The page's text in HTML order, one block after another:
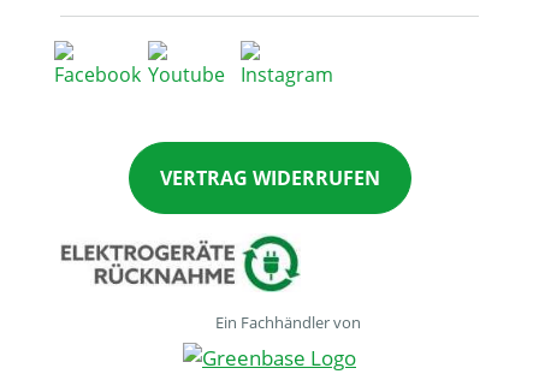
VERTRAG WIDERRUFEN
Ein Fachhändler von